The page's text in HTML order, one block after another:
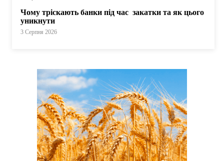
Чому тріскають банки під час закатки та як цього
уникнути
3 Серпня 2026